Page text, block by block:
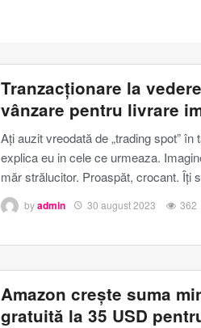
Tranzacționare la
vânzare pentru livrare
Ați auzit vreodată de „trading spot”
explica eu in cele ce urmeaza.
măr strălucitor. Proaspăt, crocant. Îți
by admin 30 august 2023 362
Amazon crește suma
gratuită la 35 USD